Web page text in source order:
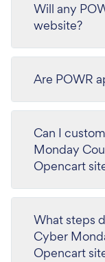
Will any
website?
Are POWR
Can I
Monday
Opencart
What steps
Cyber
Opencart